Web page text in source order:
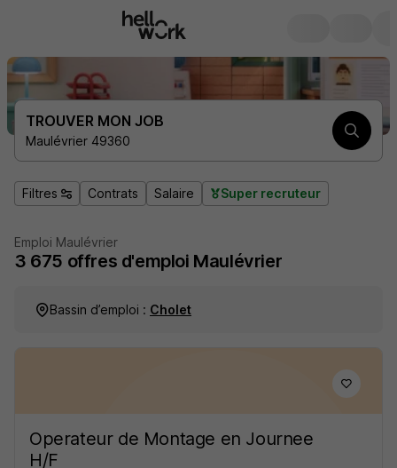
TROUVER MON JOB
Maulévrier 49360
Filtres Contrats Salaire Super recruteur
Emploi Maulévrier
3 675 offres d'emploi Maulévrier
Bassin d’emploi : Cholet
Operateur de Montage en Journee
H/F